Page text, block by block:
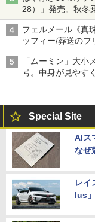
28）」発売。秋冬
フェルメール《真
ッフィー/葬送のフ
「ムーミン」大小
号。中身が見やす
Special Site
AIス
なぜ
レイ
lus